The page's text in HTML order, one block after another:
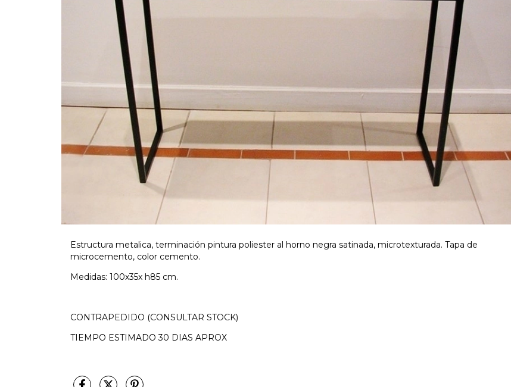
Estructura metalica, terminación pintura poliester al horno negra satinada, microtexturada. Tapa de
microcemento, color cemento.
Medidas: 100x35x h85 cm.
CONTRAPEDIDO (CONSULTAR STOCK)
TIEMPO ESTIMADO 30 DIAS APROX